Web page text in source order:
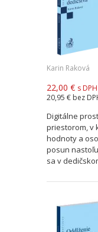
Karin Raková
22,00 € s DPH
20,95 € bez
Digitálne
priestorom, v
hodnoty a
posun
sa v